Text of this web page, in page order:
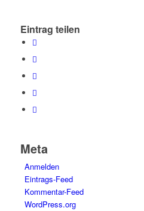
Eintrag teilen
Meta
Anmelden
Eintrags-Feed
Kommentar-Feed
WordPress.org